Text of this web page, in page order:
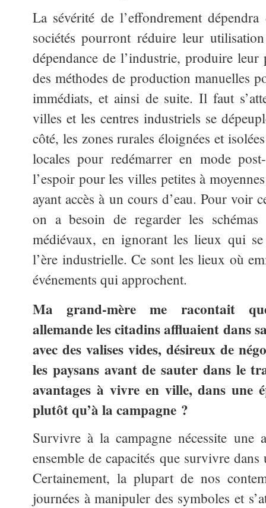
La sévérité de l’effondrement
sociétés pourront réduire leur
dépendance de l’industrie, produire
des méthodes de production manuelles
immédiats, et ainsi de suite. Il faut
villes et les centres industriels se
côté, les zones rurales éloignées et
locales pour redémarrer en mode
l’espoir pour les villes petites à
ayant accès à un cours d’eau. Pour voir
on a besoin de regarder les schémas
médiévaux, en ignorant les lieux qui
l’ère industrielle. Ce sont les lieux où
événements qui approchent.
Ma grand-mère me racontait
allemande les citadins affluaient dans
avec des valises vides, désireux de
les paysans avant de sauter dans le
avantages à vivre en ville, dans une
plutôt qu’à la campagne ?
Survivre à la campagne nécessite une
ensemble de capacités que survivre
Certainement, la plupart de nos
journées à manipuler des symboles et